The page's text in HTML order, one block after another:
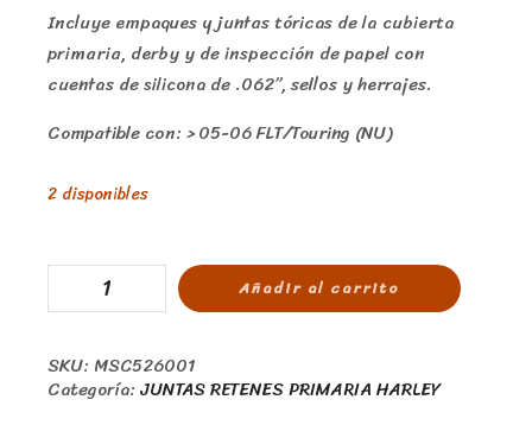
Incluye empaques y juntas tóricas de la cubierta
primaria, derby y de inspección de papel con
cuentas de silicona de .062”, sellos y herrajes.
Compatible con: > 05-06 FLT/Touring (NU)
2 disponibles
Añadir al carrito
SKU: MSC526001
Categoría:JUNTAS RETENES PRIMARIA HARLEY